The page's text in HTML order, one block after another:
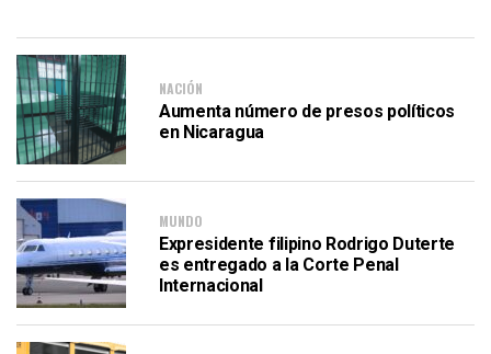
NACIÓN
Aumenta número de presos políticos
en Nicaragua
MUNDO
Expresidente filipino Rodrigo Duterte
es entregado a la Corte Penal
Internacional